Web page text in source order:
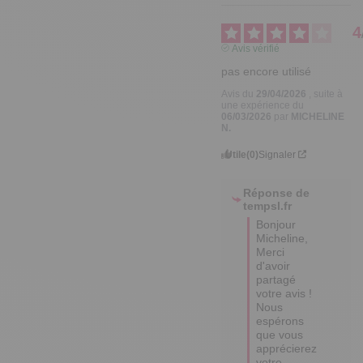
4
Avis vérifié
pas encore utilisé
29/04/2026
06/03/2026
Utile(0)Signaler
Réponse de
tempsl.fr
Bonjour
Micheline,
Merci
d'avoir
partagé
votre avis !
Nous
espérons
que vous
apprécierez